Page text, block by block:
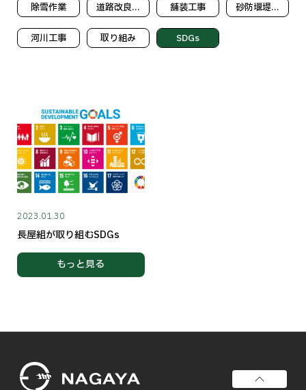
除雪作業 道路改良... 舗装工事 砂防堰堤...
河川工事 取り組み SDGs
2023.01.30
長屋組が取り組むSDGs
もっと見る